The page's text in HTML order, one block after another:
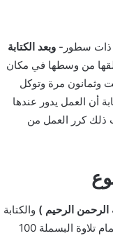
ذات سطور- وبعد الكتابة
من وسطها في مكان
786 سبعمائة وست وثمانون مرة وتوكل
الإجابة أن العمل يدور عندها
ذلك كرر العمل من
الرحمن الرحيم ) والكتابة
بحروف غير مطموسة، وهذا ما توكل به عند تمام تلاوة البسملة 100